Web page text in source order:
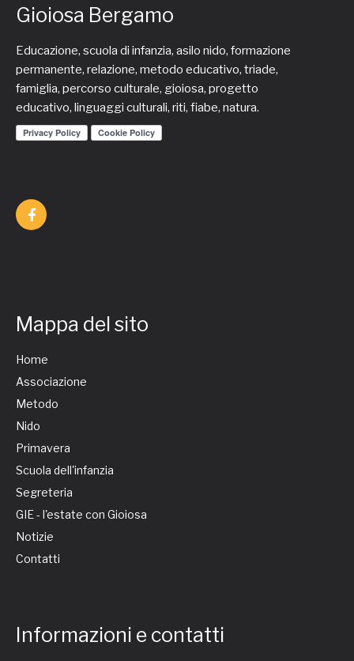
Gioiosa Bergamo
Educazione, scuola di infanzia, asilo nido, formazione
permanente, relazione, metodo educativo, triade,
famiglia, percorso culturale, gioiosa, progetto
educativo, linguaggi culturali, riti, fiabe, natura.
Mappa del sito
Home
Associazione
Metodo
Nido
Primavera
Scuola dell'infanzia
Segreteria
GIE - l'estate con Gioiosa
Notizie
Contatti
Informazioni e contatti